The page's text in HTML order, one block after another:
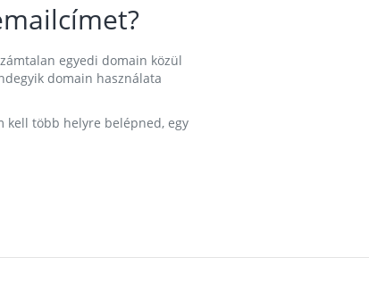
egyedi domain közül
domain használata
kell több helyre belépned, egy